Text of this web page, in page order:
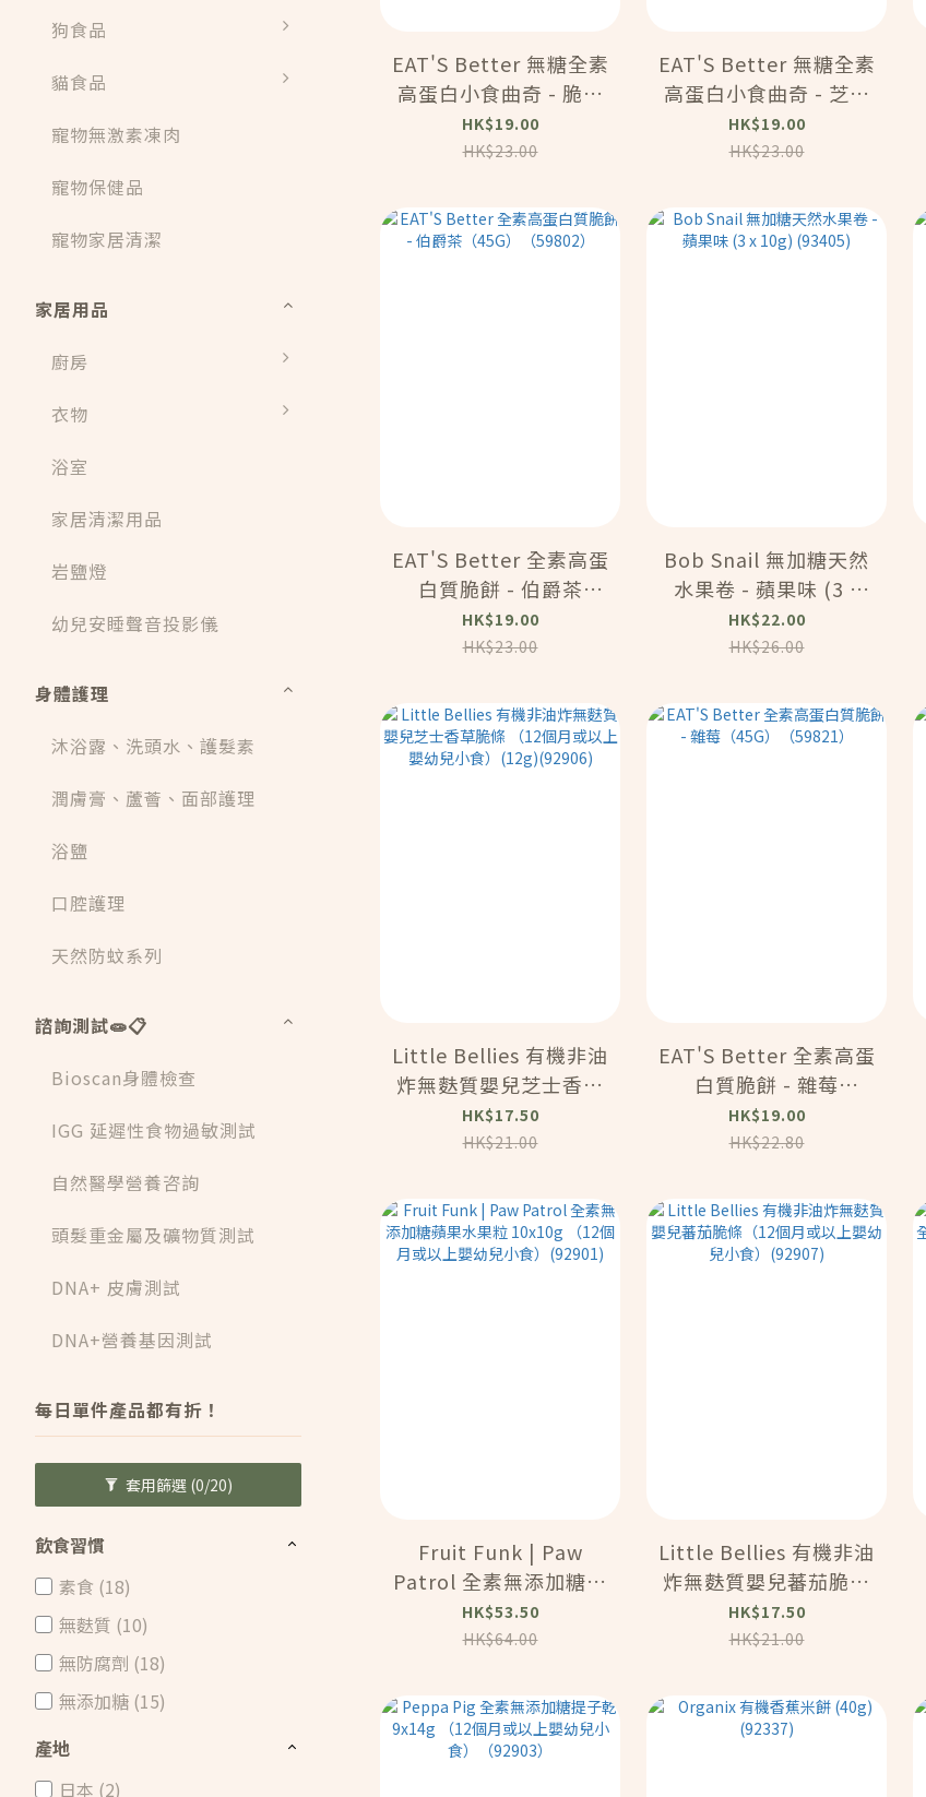
狗食品
貓食品
寵物無激素凍肉
寵物保健品
寵物家居清潔
家居用品
廚房
衣物
浴室
家居清潔用品
岩鹽燈
幼兒安睡聲音投影儀
身體護理
沐浴露、洗頭水、護髮素
潤膚膏、蘆薈、面部護理
浴鹽
口腔護理
天然防蚊系列
諮詢測試🧫📋
Bioscan身體檢查
IGG 延遲性食物過敏測試
自然醫學營養咨詢
頭髮重金屬及礦物質測試
DNA+ 皮膚測試
DNA+營養基因測試
每日單件產品都有折！
套用篩選 (0/20)
飲食習慣
素食 (18)
無麩質 (10)
無防腐劑 (18)
無添加糖 (15)
產地
日本 (2)
EAT'S Better 無糖全素
高蛋白小食曲奇 - 脆香
燕麥（40G）（59809）
HK$19.00
HK$23.00
EAT'S Better 無糖全素
高蛋白小食曲奇 - 芝士
味（40G）（59810）
HK$19.00
HK$23.00
EAT'S Better 全素高蛋
白質脆餅 - 伯爵茶
（45G）（59802）
HK$19.00
HK$23.00
Bob Snail 無加糖天然
水果卷 - 蘋果味 (3 x
10g) (93405)
HK$22.00
HK$26.00
Little Bellies 有機非油
炸無麩質嬰兒芝士香草
幼兒小食）(12g)
HK$17.50
HK$21.00
EAT'S Better 全素高蛋
白質脆餅 - 雜莓
（45G）（59821）
HK$19.00
HK$22.80
Fruit Funk | Paw
Patrol 全素無添加糖蘋
果水果粒 10x10g （12
個月或以上嬰幼兒小
HK$53.50
HK$64.00
Little Bellies 有機非油
炸無麩質嬰兒蕃茄脆條
（12個月或以上嬰幼兒
小食）(92907)
HK$17.50
HK$21.00